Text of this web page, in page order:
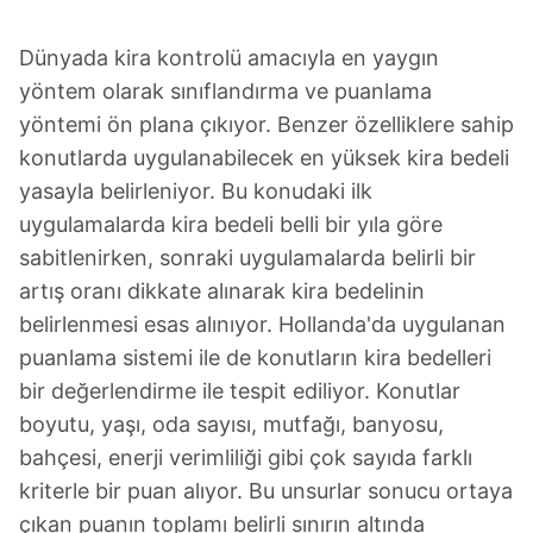
Dünyada kira kontrolü amacıyla en yaygın
yöntem olarak sınıflandırma ve puanlama
yöntemi ön plana çıkıyor. Benzer özelliklere sahip
konutlarda uygulanabilecek en yüksek kira bedeli
yasayla belirleniyor. Bu konudaki ilk
uygulamalarda kira bedeli belli bir yıla göre
sabitlenirken, sonraki uygulamalarda belirli bir
artış oranı dikkate alınarak kira bedelinin
belirlenmesi esas alınıyor. Hollanda'da uygulanan
puanlama sistemi ile de konutların kira bedelleri
bir değerlendirme ile tespit ediliyor. Konutlar
boyutu, yaşı, oda sayısı, mutfağı, banyosu,
bahçesi, enerji verimliliği gibi çok sayıda farklı
kriterle bir puan alıyor. Bu unsurlar sonucu ortaya
çıkan puanın toplamı belirli sınırın altında